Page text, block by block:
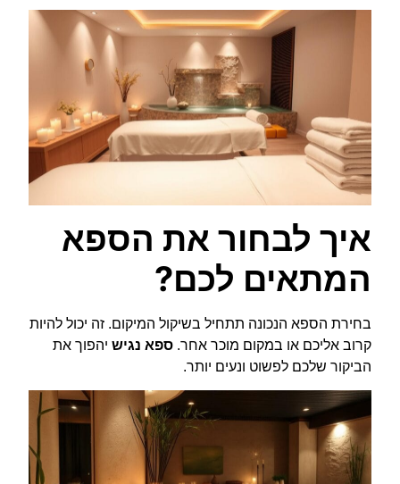
איך לבחור את הספא
המתאים לכם?
בחירת הספא הנכונה תתחיל בשיקול המיקום. זה יכול להיות
קרוב אליכם או במקום מוכר אחר. ספא נגיש יהפוך את
הביקור שלכם לפשוט ונעים יותר.